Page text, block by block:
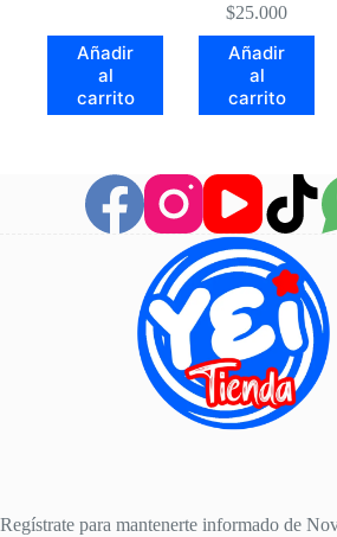
Añadir
al
carrito
$25.000
Añadir
al
carrito
Regístrate para mantenerte informado de